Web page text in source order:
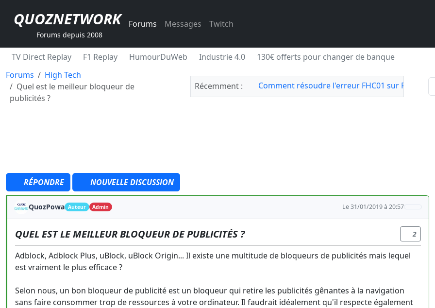
QUOZNETWORK
Forums depuis 2008
Forums Messages Twitch
TV Direct Replay F1 Replay HumourDuWeb Industrie 4.0
130€ offerts pour changer de banque
Forums
High Tech
Quel est le meilleur bloqueur de
publicités ?
Récemment : Comment résoudre l'erreur FHC01 sur Forza
RÉPONDRE NOUVELLE DISCUSSION
QuozPowa Auteur Admin Le 31/01/2019 à 20:57
QUEL EST LE MEILLEUR BLOQUEUR DE PUBLICITÉS ? 2
Adblock, Adblock Plus, uBlock, uBlock Origin... Il existe une multitude de bloqueurs de publicités mais lequel
est vraiment le plus efficace ?
Selon nous, un bon bloqueur de publicité est un bloqueur qui retire les publicités gênantes à la navigation
sans faire consommer trop de ressources à votre ordinateur. Il faudrait idéalement qu'il respecte également